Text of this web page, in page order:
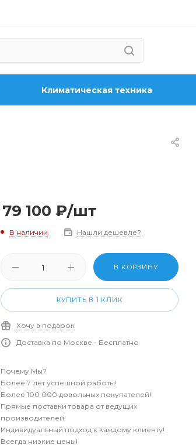
Климатическая техника
79 100 ₽/шт
В наличии Нашли дешевле?
В КОРЗИНУ
КУПИТЬ В 1 КЛИК
Хочу в подарок
Доставка по Москве - Бесплатно
Почему Мы?
Более 7 лет успешной работы!
Более 100 000 довольных покупателей!
Прямые поставки товара от ведущих
производителей!
Индивидуальный подход к каждому клиенту!
Всегда низкие цены!